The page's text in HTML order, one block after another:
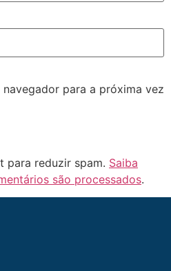
para a próxima vez
para reduzir spam. Saiba
são processados.